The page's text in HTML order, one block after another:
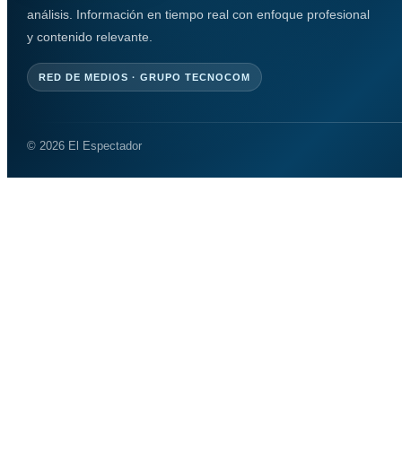
análisis. Información en tiempo real con enfoque profesional
y contenido relevante.
RED DE MEDIOS · GRUPO TECNOCOM
© 2026 El Espectador